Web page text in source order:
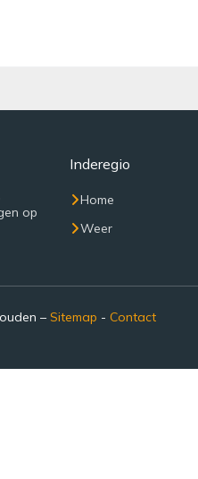
op
Inderegio
Home
Weer
– Sitemap - Contact